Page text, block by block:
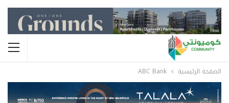
الصفحة الرئيسية ABC Bank